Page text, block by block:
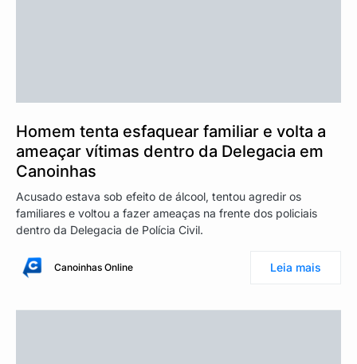
Homem tenta esfaquear familiar e volta a
ameaçar vítimas dentro da Delegacia em
Canoinhas
Acusado estava sob efeito de álcool, tentou agredir os
familiares e voltou a fazer ameaças na frente dos policiais
dentro da Delegacia de Polícia Civil.
Canoinhas Online Leia mais